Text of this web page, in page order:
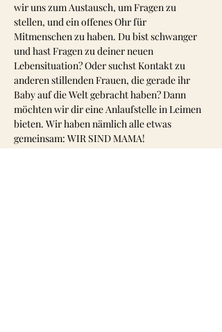
wir uns zum Austausch, um Fragen zu
stellen, und ein offenes Ohr für
Mitmenschen zu haben. Du bist schwanger
und hast Fragen zu deiner neuen
Lebensituation? Oder suchst Kontakt zu
anderen stillenden Frauen, die gerade ihr
Baby auf die Welt gebracht haben? Dann
möchten wir dir eine Anlaufstelle in Leimen
bieten. Wir haben nämlich alle etwas
gemeinsam: WIR SIND MAMA!